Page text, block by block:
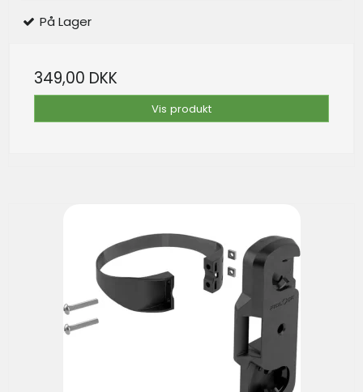
På Lager
349,00 DKK
Vis produkt